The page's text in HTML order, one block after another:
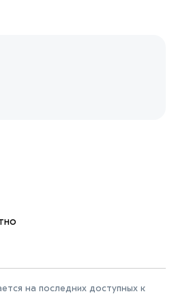
на последних доступных к